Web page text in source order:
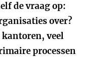
de vraag op:
over?
kantoren, veel
processen